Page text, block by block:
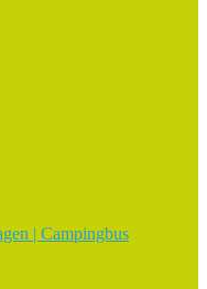
| Campingbus